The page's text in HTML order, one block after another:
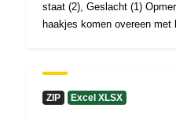
Toegangsrechten
tijdvak:
staat (2), Geslacht (1) Opmerking: de cijfers tussen
haakjes komen overeen
, Verordening (EG) nr. 1201/2009 Meer
en publicaties over dit
ZIP Excel XLSX